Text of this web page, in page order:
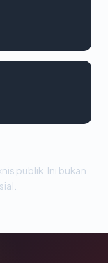
publik. Ini bukan